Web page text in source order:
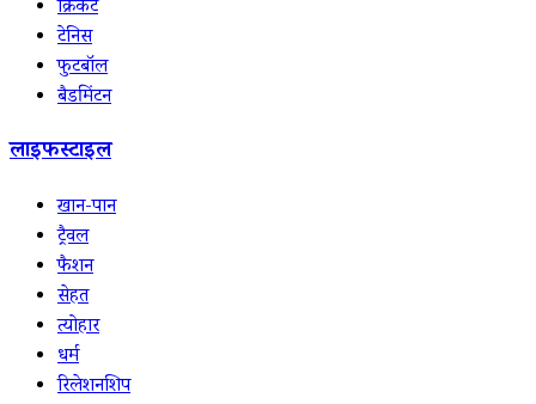
क्रिकेट
टेनिस
फुटबॉल
बैडमिंटन
लाइफस्टाइल
खान-पान
ट्रैवल
फैशन
सेहत
त्योहार
धर्म
रिलेशनशिप